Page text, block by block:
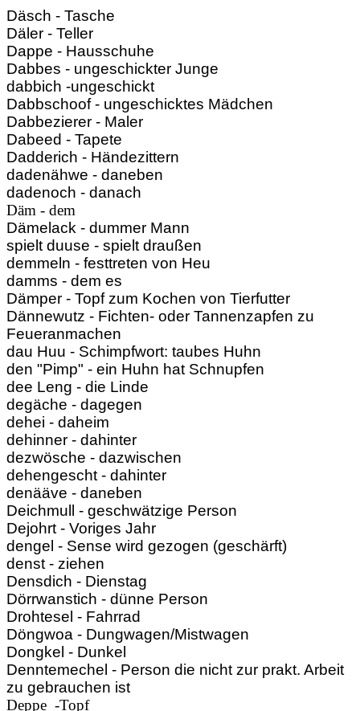
Däsch - Tasche
Däler - Teller
Dappe - Hausschuhe
Dabbes - ungeschickter Junge
dabbich -ungeschickt
Dabbschoof - ungeschicktes Mädchen
Dabbezierer - Maler
Dabeed - Tapete
Dadderich - Händezittern
dadenähwe - daneben
dadenoch - danach
Däm - dem
Dämelack - dummer Mann
spielt duuse - spielt draußen
demmeln - festtreten von Heu
damms - dem es
Dämper - Topf zum Kochen von Tierfutter
Dännewutz - Fichten- oder Tannenzapfen zu
Feueranmachen
dau Huu - Schimpfwort: taubes Huhn
den "Pimp" - ein Huhn hat Schnupfen
dee Leng - die Linde
degäche - dagegen
dehei - daheim
dehinner - dahinter
dezwösche - dazwischen
dehengescht - dahinter
denääve - daneben
Deichmull - geschwätzige Person
Dejohrt - Voriges Jahr
dengel - Sense wird gezogen (geschärft)
denst - ziehen
Densdich - Dienstag
Dörrwanstich - dünne Person
Drohtesel - Fahrrad
Döngwoa - Dungwagen/Mistwagen
Dongkel - Dunkel
Denntemechel - Person die nicht zur prakt. Arbeit
zu gebrauchen ist
Deppe -Topf